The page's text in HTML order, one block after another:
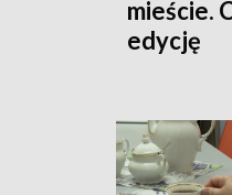
mieście.
edycję